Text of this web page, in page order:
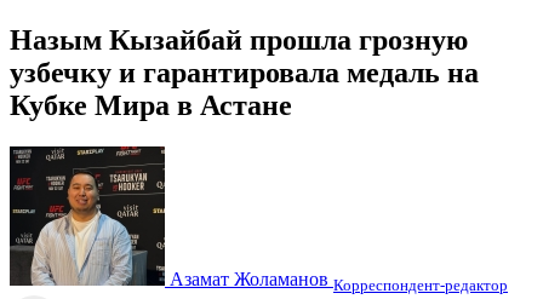
Назым Кызайбай прошла грозную
узбечку и гарантировала медаль на
Кубке Мира в Астане
Азамат Жоламанов Корреспондент-редактор